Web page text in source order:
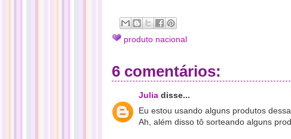
produto nacional
6 comentários:
Julia disse...
Eu estou usando alguns produtos
Ah, além disso tô sorteando alguns